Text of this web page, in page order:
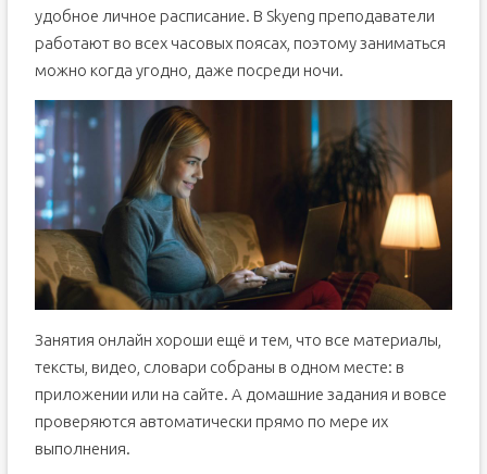
удобное личное расписание. В Skyeng преподаватели
работают во всех часовых поясах, поэтому заниматься
можно когда угодно, даже посреди ночи.
Занятия онлайн хороши ещё и тем, что все материалы,
тексты, видео, словари собраны в одном месте: в
приложении или на сайте. А домашние задания и вовсе
проверяются автоматически прямо по мере их
выполнения.